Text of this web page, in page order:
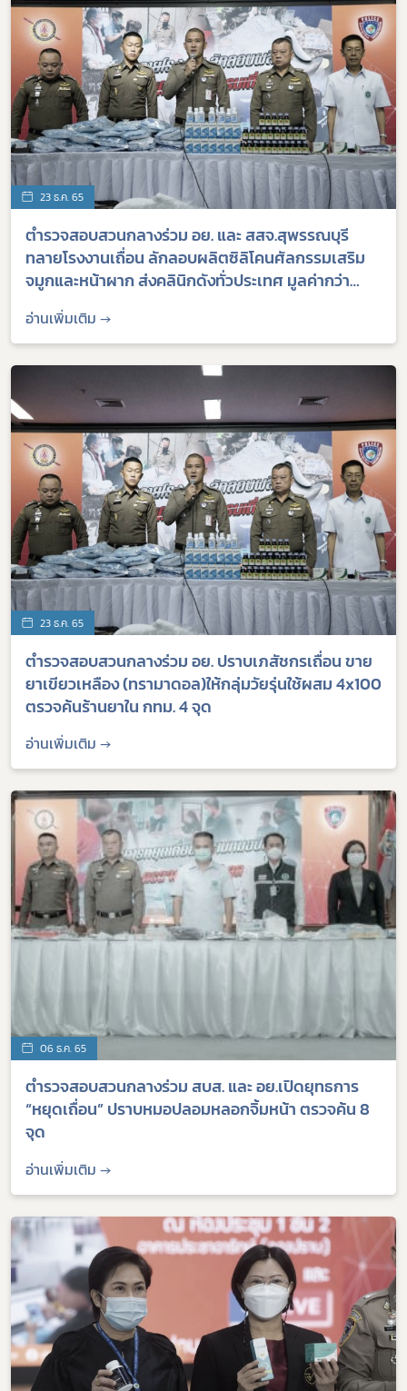
23 ธ.ค. 65
ตำรวจสอบสวนกลางร่วม อย. และ สสจ.สุพรรณบุรี
ทลายโรงงานเถื่อน ลักลอบผลิตซิลิโคนศัลกรรมเสริม
จมูกและหน้าผาก ส่งคลินิกดังทั่วประเทศ มูลค่ากว่า
3,500,000 บาท
อ่านเพิ่มเติม →
23 ธ.ค. 65
ตำรวจสอบสวนกลางร่วม อย. ปราบเภสัชกรเถื่อน ขาย
ยาเขียวเหลือง (ทรามาดอล)ให้กลุ่มวัยรุ่นใช้ผสม 4x100
ตรวจค้นร้านยาใน กทม. 4 จุด
อ่านเพิ่มเติม →
06 ธ.ค. 65
ตำรวจสอบสวนกลางร่วม สบส. และ อย.เปิดยุทธการ
“หยุดเถื่อน” ปราบหมอปลอมหลอกจิ้มหน้า ตรวจค้น 8
จุด
อ่านเพิ่มเติม →
Subscribe
เลือกหัวข้อที่ท่านต้องการ Subscribe
ร้องเรียนเครื่องสำอางค์